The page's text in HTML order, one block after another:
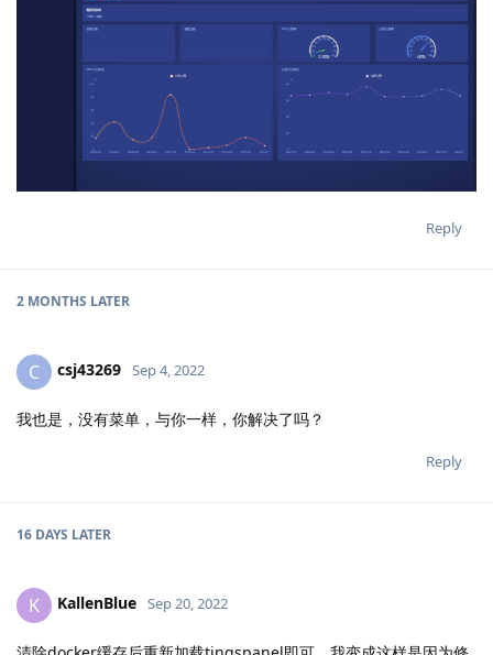
Reply
2 MONTHS LATER
C csj43269 Sep 4, 2022
我也是，没有菜单，与你一样，你解决了吗？
Reply
16 DAYS LATER
K KallenBlue Sep 20, 2022